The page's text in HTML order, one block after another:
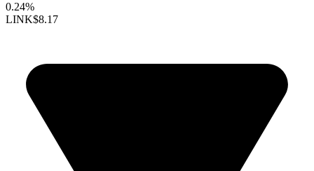
0.24%
LINK$8.17